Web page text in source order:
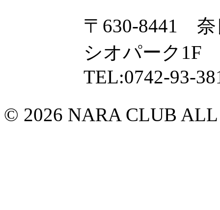
〒630-8441
シオパーク1F
TEL:0742-93-
© 2026 NARA CLUB ALL